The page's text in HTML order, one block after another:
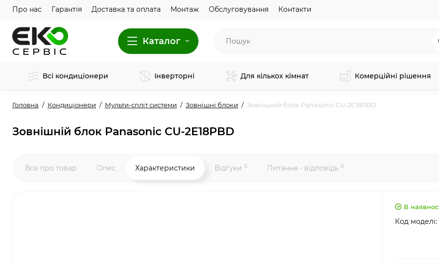
Про нас Гарантія Доставка та оплата Монтаж Обслуговування Контакти
Каталог
Всі кондиціонери Інверторні Для кількох кімнат Комерційні рішення
Головна Кондиціонери Мульти-спліт системи Зовнішні блоки Зовнішній блок Panasonic CU-2E18PBD
Зовнішній блок Panasonic CU-2E18PBD
Все про товар Опис Характеристики Відгуки 0 Питання - відповідь 0
В
Код моделі: